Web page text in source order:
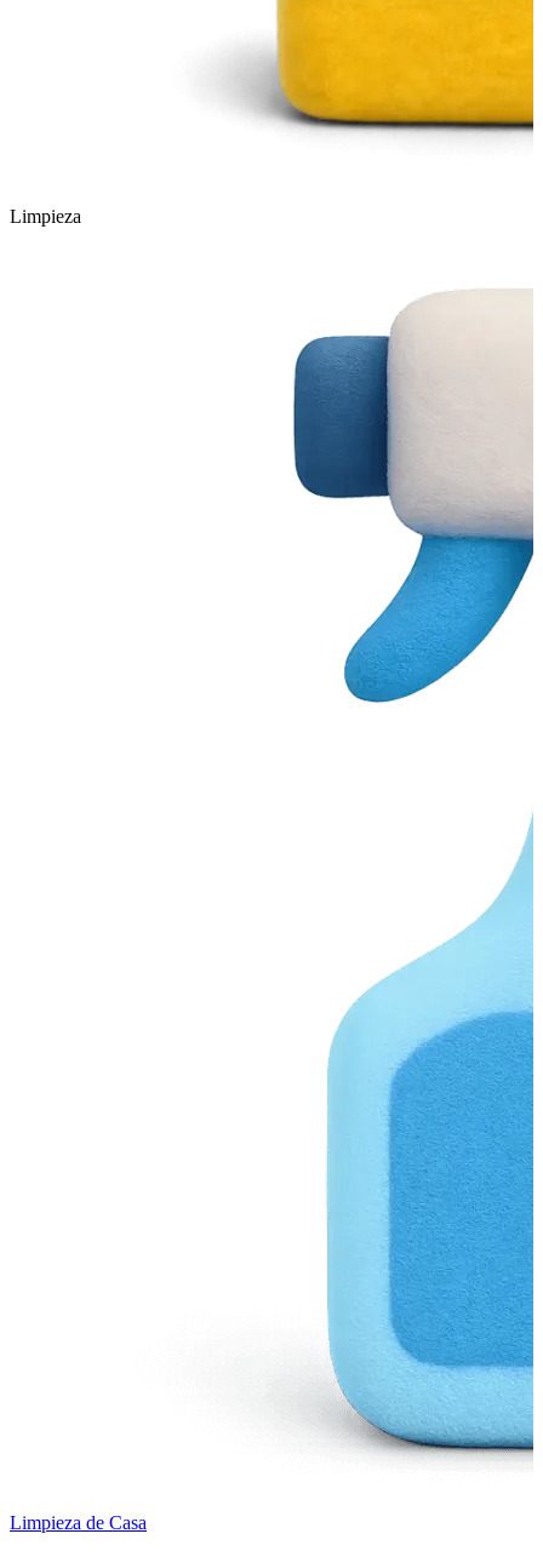
Limpieza
Limpieza de Casa